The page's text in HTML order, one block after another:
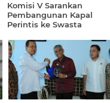
Komisi V Sarankan
Pembangunan Kapal
Perintis ke Swasta